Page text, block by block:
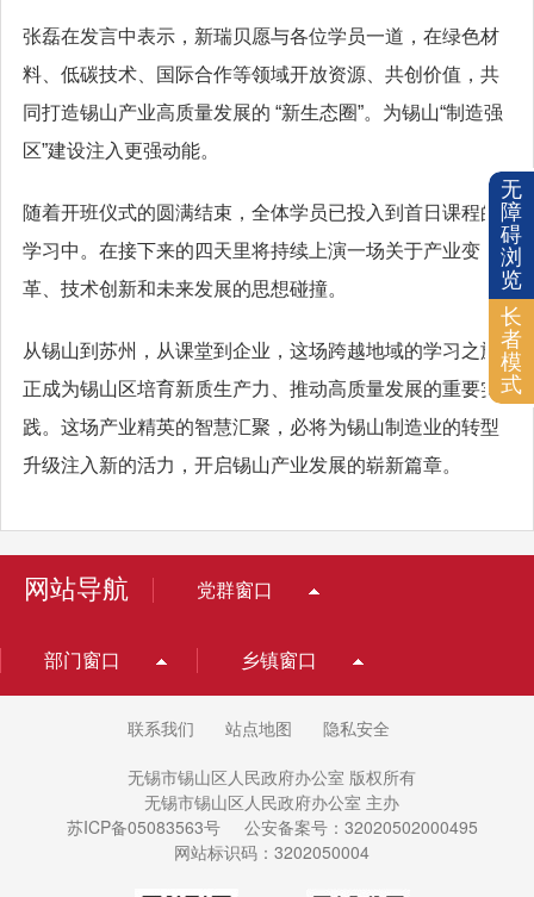
张磊在发言中表示，新瑞贝愿与各位学员一道，在绿色材
料、低碳技术、国际合作等领域开放资源、共创价值，共
同打造锡山产业高质量发展的 “新生态圈”。为锡山“制造强
区”建设注入更强动能。
随着开班仪式的圆满结束，全体学员已投入到首日课程的
学习中。在接下来的四天里将持续上演一场关于产业变
革、技术创新和未来发展的思想碰撞。
从锡山到苏州，从课堂到企业，这场跨越地域的学习之旅
正成为锡山区培育新质生产力、推动高质量发展的重要实
践。这场产业精英的智慧汇聚，必将为锡山制造业的转型
升级注入新的活力，开启锡山产业发展的崭新篇章。
网站导航 党群窗口
部门窗口 乡镇窗口
联系我们 站点地图 隐私安全
无锡市锡山区人民政府办公室 版权所有
无锡市锡山区人民政府办公室 主办
苏ICP备05083563号
公安备案号：32020502000495
网站标识码：3202050004
无
障
碍
浏
览
长
者
模
式